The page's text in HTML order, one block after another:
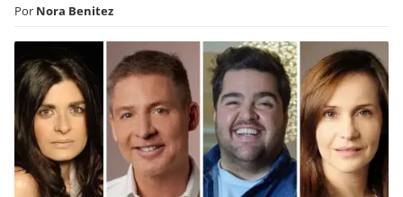
Por Nora Benitez